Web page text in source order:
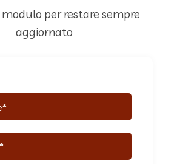
per restare sempre
aggiornato